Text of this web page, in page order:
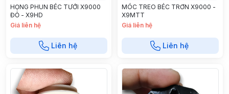
HỌNG PHUN BÉC TƯỚI X9000
ĐỎ - X9HD
Giá liên hệ
Liên hệ
MÓC TREO BÉC TRƠN X9000 -
X9MTT
Giá liên hệ
Liên hệ